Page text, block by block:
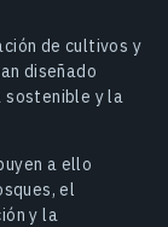
de cultivos y
diseñado
sostenible y la
a ello
el
y la